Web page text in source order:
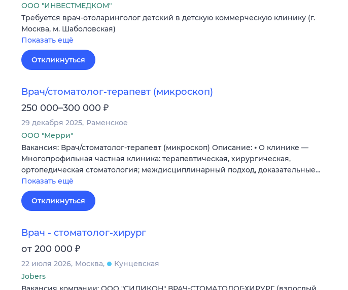
ООО "ИНВЕСТМЕДКОМ"
Требуется врач-отоларинголог детский в детскую коммерческую клинику (г.
Москва, м. Шаболовская)
Показать ещё
Откликнуться
Врач/стоматолог-терапевт (микроскоп)
250 000–300 000 ₽
29 декабря 2025 Раменское
ООО "Мерри"
Вакансия: Врач/стоматолог-терапевт (микроскоп) Описание: ⦁ О клинике —
Многопрофильная частная клиника: терапевтическая, хирургическая,
ортопедическая стоматология; междисциплинарный подход, доказательные…
Показать ещё
Откликнуться
Врач - стоматолог-хирург
от 200 000 ₽
22 июля 2026 Москва
Кунцевская
Jobers